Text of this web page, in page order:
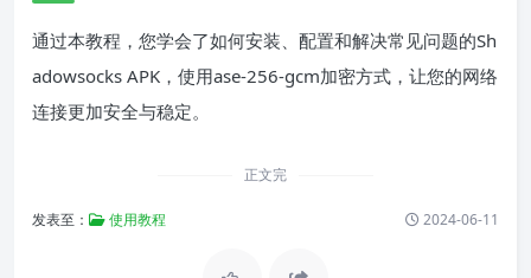
通过本教程，您学会了如何安装、配置和解决常见问题的Sh
adowsocks APK，使用ase-256-gcm加密方式，让您的网络
连接更加安全与稳定。
正文完
发表至： 使用教程 2024-06-11